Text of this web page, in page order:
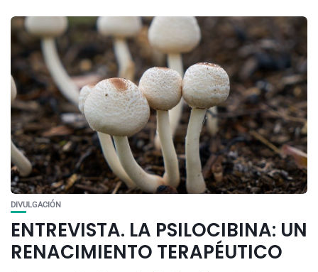
DIVULGACIÓN
ENTREVISTA. LA PSILOCIBINA: UN
RENACIMIENTO TERAPÉUTICO